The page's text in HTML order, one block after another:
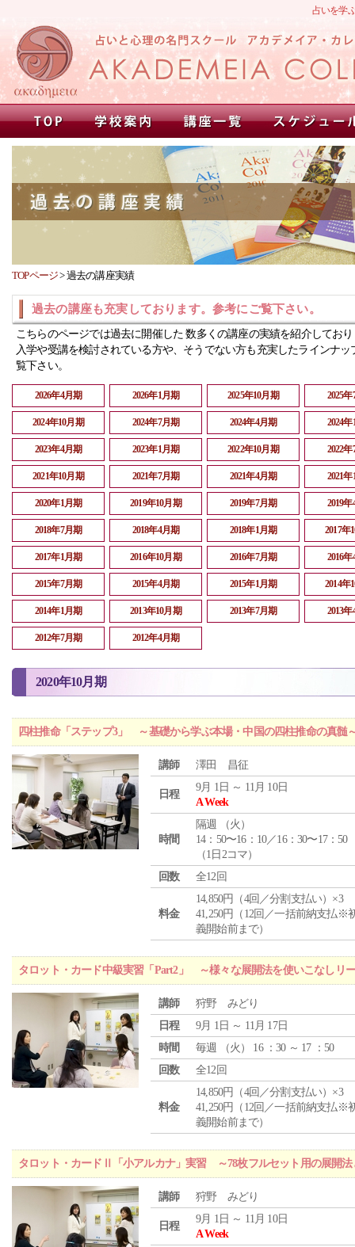
占いを学
TOPページ>過去の講座実績
過去の講座も充実しております。参考にご覧下さい。
こちらのページでは過去に開催した 数多くの講座の実績を紹介してお
入学や受講を検討されている方や、そうでない方も充実したラインナッ
覧下さい。
2026年4月期 2026年1月期 2025年10月期 2025
2024年10月期 2024年7月期 2024年4月期 2024
2023年4月期 2023年1月期 2022年10月期 2022
2021年10月期 2021年7月期 2021年4月期 2021
2020年1月期 2019年10月期 2019年7月期 2019
2018年7月期 2018年4月期 2018年1月期 2017年
2017年1月期 2016年10月期 2016年7月期 2016
2015年7月期 2015年4月期 2015年1月期 2014年
2014年1月期 2013年10月期 2013年7月期 2013
2012年7月期 2012年4月期
2020年10月期
四柱推命「ステップ3」 ～基礎から学ぶ本場・中国の四柱推命の真髄
講師 澤田 昌征
日程
9月 1日 ～ 11月 10日
A Week
時間
隔週 （火 ）
14：50〜16：10／16：30〜17：50
（1日2コマ）
回数
全12回
料金
14,850円（4回／分割支払い）×3
41,250円（12回／一括前納支払※
義開始前まで）
タロット・カード中級実習「Part2」 ～様々な展開法を使いこなしリ
講師
狩野 みどり
日程
9月 1日 ～ 11月 17日
時間
毎週 （火 ） 16 ：30 ～ 17 ：50
回数
全12回
料金
14,850円（4回／分割支払い）×3
41,250円（12回／一括前納支払※
義開始前まで）
タロット・カードⅡ「小アルカナ」実習 ～78枚フルセット用の展開法
講師 狩野 みどり
日程
9月 1日 ～ 11月 10日
A Week